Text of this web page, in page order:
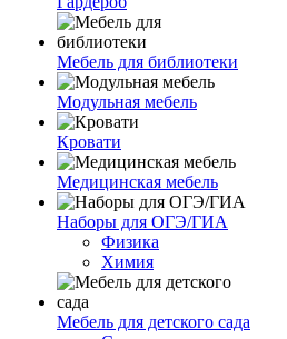
Мебель для библиотеки
Модульная мебель
Кровати
Медицинская мебель
Наборы для ОГЭ/ГИА
Физика
Химия
Мебель для детского сада